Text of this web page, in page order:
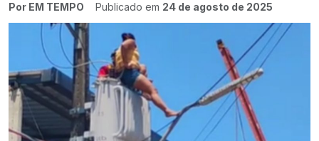
Por EM TEMPO Publicado em 24 de agosto de 2025